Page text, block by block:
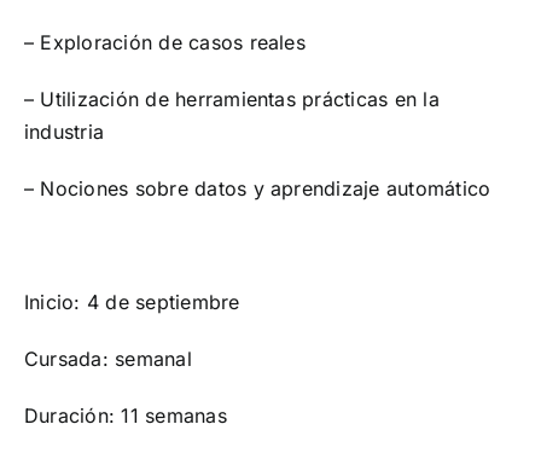
– Exploración de casos reales
– Utilización de herramientas prácticas en la
industria
– Nociones sobre datos y aprendizaje automático
Inicio: 4 de septiembre
Cursada: semanal
Duración: 11 semanas